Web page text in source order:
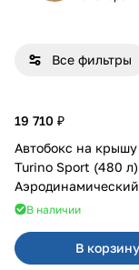
Все фильтры
19 710 ₽
Автобокс на
Turino Sport (480 л)
Аэродинамический
В наличии
В корзину